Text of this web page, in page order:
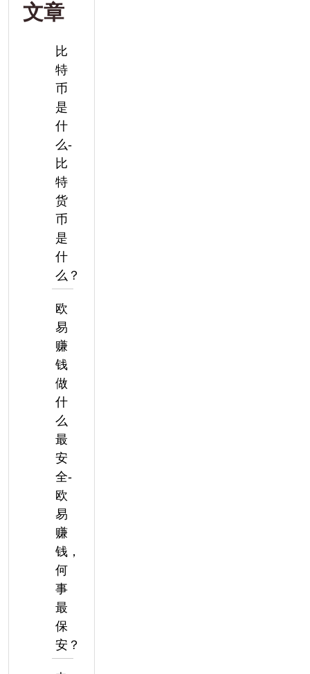
文章
比
特
币
是
什
么-
比
特
货
币
是
什
么？
欧
易
赚
钱
做
什
么
最
安
全-
欧
易
赚
钱，
何
事
最
保
安？